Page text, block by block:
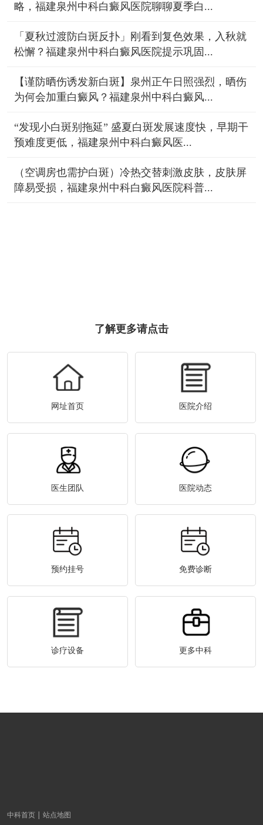
略，福建泉州中科白癜风医院聊聊夏季白...
「夏秋过渡防白斑反扑」刚看到复色效果，入秋就
松懈？福建泉州中科白癜风医院提示巩固...
【谨防晒伤诱发新白斑】泉州正午日照强烈，晒伤
为何会加重白癜风？福建泉州中科白癜风...
“发现小白斑别拖延” 盛夏白斑发展速度快，早期干
预难度更低，福建泉州中科白癜风医...
（空调房也需护白斑）冷热交替刺激皮肤，皮肤屏
障易受损，福建泉州中科白癜风医院科普...
了解更多请点击
网址首页 医院介绍
医生团队 医院动态
预约挂号 免费诊断
诊疗设备 更多中科
中科首页 站点地图